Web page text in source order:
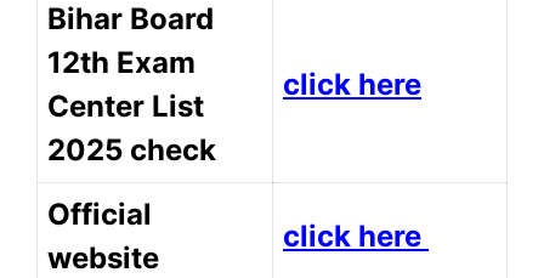
Bihar Board
12th Exam
Center List
2025 check
click here
Official
website
click here